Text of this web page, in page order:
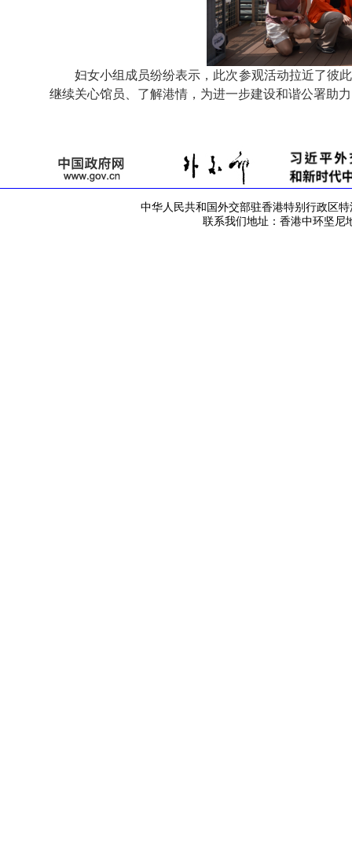
妇女小组成员纷纷表示，此次参观活动拉近了彼此
继续关心馆员、了解港情，为进一步建设和谐公署助
中华人民共和国外交部驻香港特别行政区特
联系我们地址：香港中环坚尼